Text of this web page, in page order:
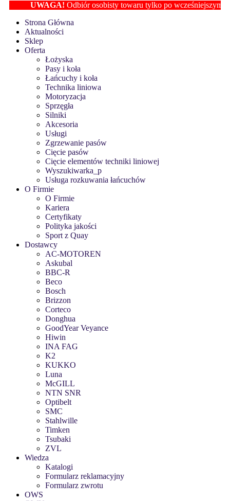
UWAGA!Odbiór osobisty towaru tylko po wcześniejszym
Strona Główna
Aktualności
Sklep
Oferta
Łożyska
Pasy i koła
Łańcuchy i koła
Technika liniowa
Motoryzacja
Sprzęgła
Silniki
Akcesoria
Usługi
Zgrzewanie pasów
Cięcie pasów
Cięcie elementów techniki liniowej
Wyszukiwarka_p
Usługa rozkuwania łańcuchów
O Firmie
O Firmie
Kariera
Certyfikaty
Polityka jakości
Sport z Quay
Dostawcy
AC-MOTOREN
Askubal
BBC-R
Beco
Bosch
Brizzon
Corteco
Donghua
GoodYear Veyance
Hiwin
INA FAG
K2
KUKKO
Luna
McGILL
NTN SNR
Optibelt
SMC
Stahlwille
Timken
Tsubaki
ZVL
Wiedza
Katalogi
Formularz reklamacyjny
Formularz zwrotu
OWS